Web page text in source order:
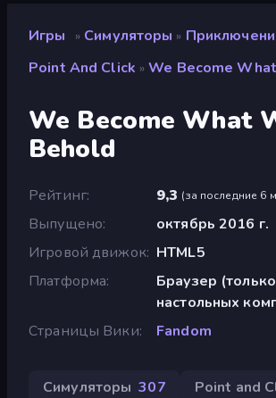
Игры » Симуляторы »
Point And Click » We Become
We Become What
Behold
Рейтинг 9,3 (за последние 6
Выпущено
октябрь 2016 г.
Игровой движок HTML5
Платформа
Браузер
настольных
Страницы Вики
Fandom
Симуляторы 307 Point and